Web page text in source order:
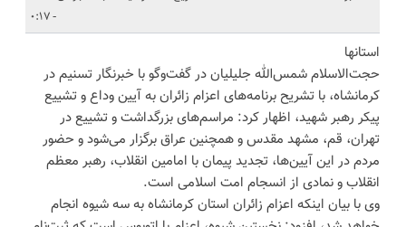
- 0:17
استانها
حجت‌الاسلام شمس‌الله جلیلیان در گفت‌وگو با خبرنگار تسنیم در
کرمانشاه، با تشریح برنامه‌های اعزام زائران به آیین وداع و تشییع
پیکر رهبر شهید، اظهار کرد: مراسم‌های بزرگداشت و تشییع در
تهران، قم، مشهد مقدس و همچنین عراق برگزار می‌شود و حضور
مردم در این آیین‌ها، تجدید پیمان با امامین انقلاب، رهبر معظم
انقلاب و نمادی از انسجام امت اسلامی است.
وی با بیان اینکه اعزام زائران استان کرمانشاه به سه شیوه انجام